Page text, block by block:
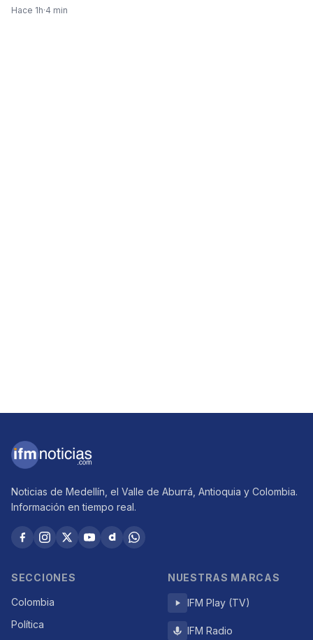
Hace 1h·4 min
Noticias de Medellín, el Valle de Aburrá, Antioquia y Colombia.
Información en tiempo real.
SECCIONES
Colombia
Política
NUESTRAS MARCAS
IFM Play (TV)
IFM Radio